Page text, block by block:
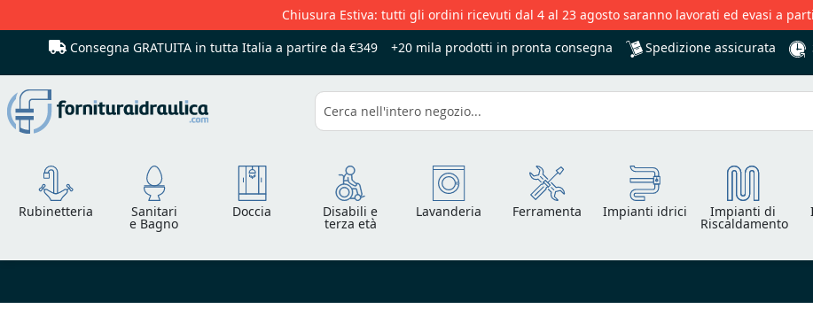
Chiusura Estiva: tutti gli ordini ricevuti dal 4 al 23 agosto saranno lavorati ed evasi a
Consegna GRATUITA in tutta Italia a partire da €349 +20 mila prodotti in pronta consegna Spedizione assicurata
Cerca
Rubinetteria Sanitari
e Bagno
Doccia Disabili e
terza età
Lavanderia Ferramenta Impianti idrici Impianti di
Riscaldamento